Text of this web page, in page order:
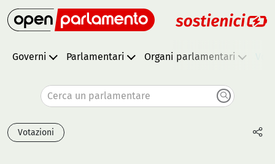
Governi Parlamentari Organi parlamentari
Cerca un parlamentare
Votazioni